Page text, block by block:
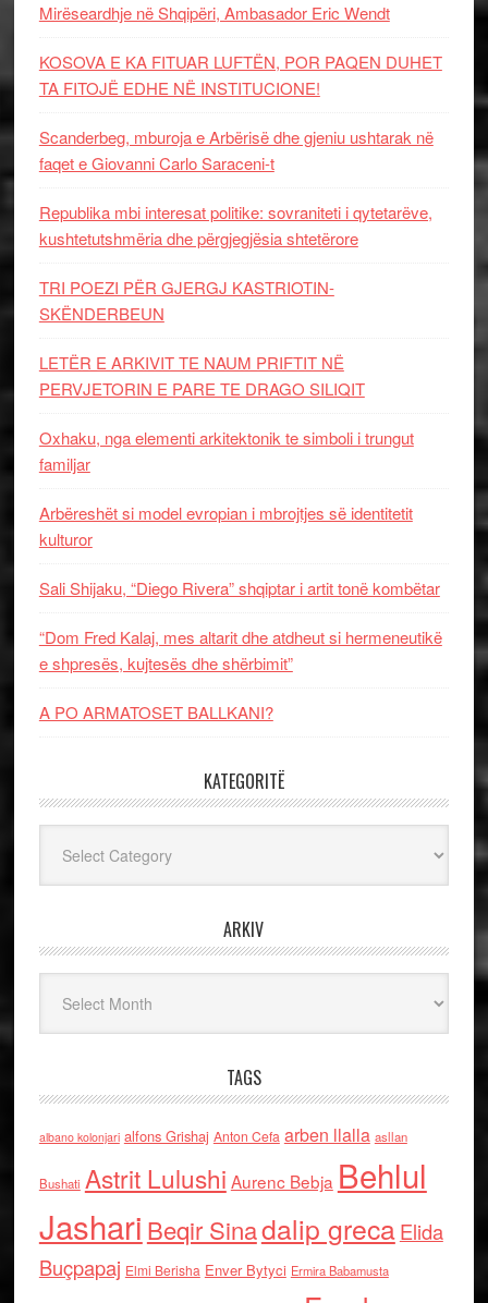
Mirëseardhje në Shqipëri, Ambasador Eric Wendt
KOSOVA E KA FITUAR LUFTËN, POR PAQEN DUHET
TA FITOJË EDHE NË INSTITUCIONE!
Scanderbeg, mburoja e Arbërisë dhe gjeniu ushtarak në
faqet e Giovanni Carlo Saraceni-t
Republika mbi interesat politike: sovraniteti i qytetarëve,
kushtetutshmëria dhe përgjegjësia shtetërore
TRI POEZI PËR GJERGJ KASTRIOTIN-
SKËNDERBEUN
LETËR E ARKIVIT TE NAUM PRIFTIT NË
PERVJETORIN E PARE TE DRAGO SILIQIT
Oxhaku, nga elementi arkitektonik te simboli i trungut
familjar
Arbëreshët si model evropian i mbrojtjes së identitetit
kulturor
Sali Shijaku, “Diego Rivera” shqiptar i artit tonë kombëtar
“Dom Fred Kalaj, mes altarit dhe atdheut si hermeneutikë
e shpresës, kujtesës dhe shërbimit”
A PO ARMATOSET BALLKANI?
KATEGORITË
ARKIV
TAGS
albano kolonjari alfons Grishaj Anton Cefa arben llalla asllan
Bushati Astrit Lulushi Aurenc Bebja Behlul
Jashari Beqir Sinadalip grecaElida
Buçpapaj Elmi Berisha Enver Bytyci Ermira Babamusta